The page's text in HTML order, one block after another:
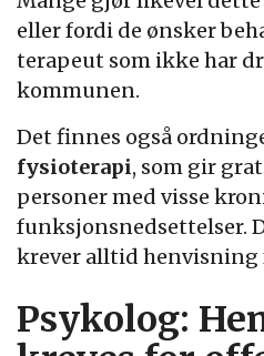
eller fordi de ønsker
terapeut som ikke har
kommunen.
Det finnes også
fysioterapi, som gir
personer med visse
funksjonsnedsettelser.
krever alltid henvisning
Psykolog: